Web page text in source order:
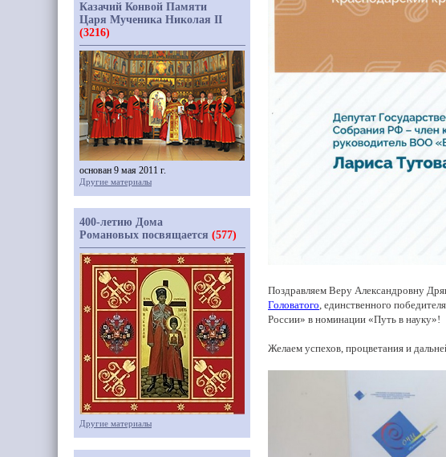
Поздравляем Веру Александровну
Головатого, единственного
России» в номинации «Путь в науку»!
Желаем успехов, процветания и
Казачий Конвой Памяти
Царя Мученика Николая II
(3216)
основан 9 мая 2011 г.
Другие материалы
400-летию Дома
Романовых посвящается (577)
Другие материалы